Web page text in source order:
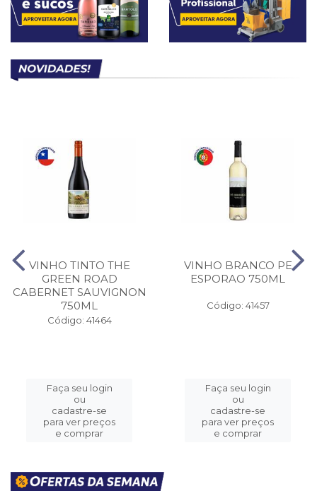
VINHO TINTO THE
GREEN ROAD
CABERNET SAUVIGNON
750ML
Código: 41464
Faça seu login
ou
cadastre-se
para ver preços
e comprar
VINHO BRANCO PE
ESPORAO 750ML
Código: 41457
Faça seu login
ou
cadastre-se
para ver preços
e comprar